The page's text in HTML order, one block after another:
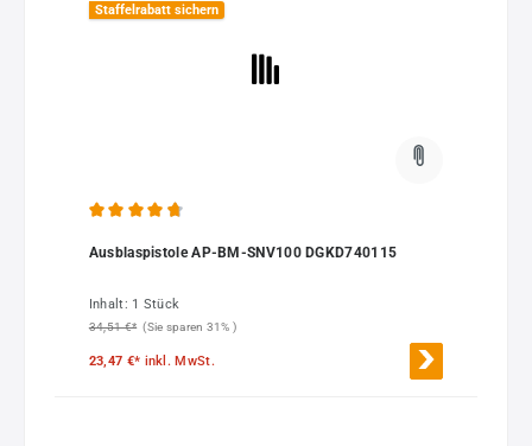
Staffelrabatt sichern
Ausblaspistole AP-BM-SNV100 DGKD740115
Inhalt: 1 Stück
34,51 €* (Sie sparen 31% )
23,47 €* inkl. MwSt.